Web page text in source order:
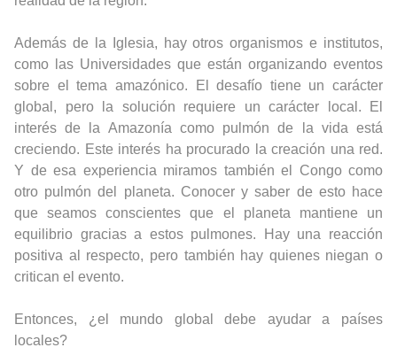
Además de la Iglesia, hay otros organismos e institutos,
como las Universidades que están organizando eventos
sobre el tema amazónico. El desafío tiene un carácter
global, pero la solución requiere un carácter local. El
interés de la Amazonía como pulmón de la vida está
creciendo. Este interés ha procurado la creación una red.
Y de esa experiencia miramos también el Congo como
otro pulmón del planeta. Conocer y saber de esto hace
que seamos conscientes que el planeta mantiene un
equilibrio gracias a estos pulmones. Hay una reacción
positiva al respecto, pero también hay quienes niegan o
critican el evento.
Entonces, ¿el mundo global debe ayudar a países
locales?